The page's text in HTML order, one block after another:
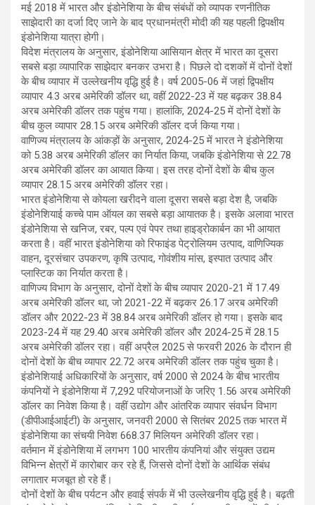
मई 2018 में भारत और इंडोनेशिया के बीच संबंधों को व्यापक रणनीतिक
साझेदारी का दर्जा दिए जाने के बाद प्रधानमंत्री मोदी की यह पहली द्विपक्षीय
इंडोनेशिया यात्रा होगी।
विदेश मंत्रालय के अनुसार, इंडोनेशिया आसियान क्षेत्र में भारत का दूसरा
सबसे बड़ा व्यापारिक साझेदार बनकर उभरा है। पिछले दो दशकों में दोनों देशों
के बीच व्यापार में उल्लेखनीय वृद्धि हुई है। वर्ष 2005-06 में जहां द्विपक्षीय
व्यापार 4.3 अरब अमेरिकी डॉलर था, वहीं 2022-23 में यह बढ़कर 38.84
अरब अमेरिकी डॉलर तक पहुंच गया। हालांकि, 2024-25 में दोनों देशों के
बीच कुल व्यापार 28.15 अरब अमेरिकी डॉलर दर्ज किया गया।
वाणिज्य मंत्रालय के आंकड़ों के अनुसार, 2024-25 में भारत ने इंडोनेशिया
को 5.38 अरब अमेरिकी डॉलर का निर्यात किया, जबकि इंडोनेशिया से 22.78
अरब अमेरिकी डॉलर का आयात किया। इस तरह दोनों देशों के बीच कुल
व्यापार 28.15 अरब अमेरिकी डॉलर रहा।
भारत इंडोनेशिया से कोयला खरीदने वाला दूसरा सबसे बड़ा देश है, जबकि
इंडोनेशियाई कच्चे पाम ऑयल का सबसे बड़ा आयातक है। इसके अलावा भारत
इंडोनेशिया से खनिज, रबर, पल्प एवं पेपर तथा हाइड्रोकार्बन का भी आयात
करता है। वहीं भारत इंडोनेशिया को रिफाइंड पेट्रोलियम उत्पाद, वाणिज्यिक
वाहन, दूरसंचार उपकरण, कृषि उत्पाद, गोवंशीय मांस, इस्पात उत्पाद और
प्लास्टिक का निर्यात करता है।
वाणिज्य विभाग के अनुसार, दोनों देशों के बीच व्यापार 2020-21 में 17.49
अरब अमेरिकी डॉलर था, जो 2021-22 में बढ़कर 26.17 अरब अमेरिकी
डॉलर और 2022-23 में 38.84 अरब अमेरिकी डॉलर हो गया। इसके बाद
2023-24 में यह 29.40 अरब अमेरिकी डॉलर और 2024-25 में 28.15
अरब अमेरिकी डॉलर रहा। वहीं अप्रैल 2025 से फरवरी 2026 के दौरान ही
दोनों देशों के बीच व्यापार 22.72 अरब अमेरिकी डॉलर तक पहुंच चुका है।
इंडोनेशियाई अधिकारियों के अनुसार, वर्ष 2000 से 2024 के बीच भारतीय
कंपनियों ने इंडोनेशिया में 7,292 परियोजनाओं के जरिए 1.56 अरब अमेरिकी
डॉलर का निवेश किया है। वहीं उद्योग और आंतरिक व्यापार संवर्धन विभाग
(डीपीआईआईटी) के अनुसार, जनवरी 2000 से सितंबर 2025 तक भारत में
इंडोनेशिया का संचयी निवेश 668.37 मिलियन अमेरिकी डॉलर रहा।
वर्तमान में इंडोनेशिया में लगभग 100 भारतीय कंपनियां और संयुक्त उद्यम
विभिन्न क्षेत्रों में कारोबार कर रहे हैं, जिससे दोनों देशों के आर्थिक संबंध
लगातार मजबूत हो रहे हैं।
दोनों देशों के बीच पर्यटन और हवाई संपर्क में भी उल्लेखनीय वृद्धि हुई है। बढ़ती